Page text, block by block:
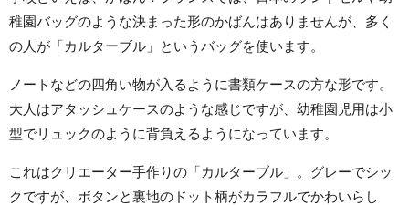
稚園バッグのような決まった形のかばんはありませんが、多く
の人が「カルターブル」というバッグを使います。
ノートなどの四角い物が入るように書類ケースの方な形です。
大人はアタッシュケースのような感じですが、幼稚園児用は小
型でリュックのように背負えるようになっています。
これはクリエーター手作りの「カルターブル」。グレーでシッ
クですが、ボタンと裏地のドット柄がカラフルでかわいらし